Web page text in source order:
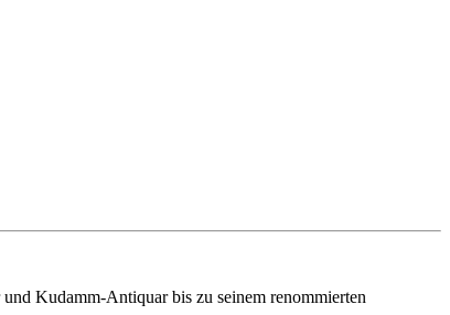
Kudamm-Antiquar bis zu seinem renommierten